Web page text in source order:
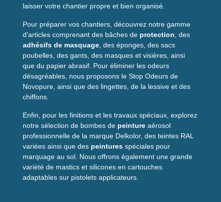
Existe-t-il d’autres largeurs
disponibles ?
Oui, ce rouleau est disponible en50mm et 85mmpour
s’adapter à vos besoins.
Convient-il pour un usage
professionnel ?
Absolument, la
domestiques.
laisser votre chantier propre et bien organisé.
Pour préparer vos chantiers, découvrez notre gamme
d'articles comprenant des bâches de protection , des
adhésifs de masquage , des éponges, des sacs
poubelles, des gants, des masques et visières, ainsi
que du papier abrasif. Pour éliminer les odeurs
désagréables, nous proposons le Stop Odeurs de
Novopure, ainsi que des lingettes, de la lessive et des
chiffons.
Enfin, pour les finitions et les travaux spéciaux, explorez
notre sélection de bombes de peinture aérosol
professionnelle de la marque Delkolor, des teintes RAL
variées ainsi que des peintures spéciales pour
marquage au sol. Nous offrons également une grande
variété de mastics et silicones en cartouches
adaptables sur pistolets applicateurs.